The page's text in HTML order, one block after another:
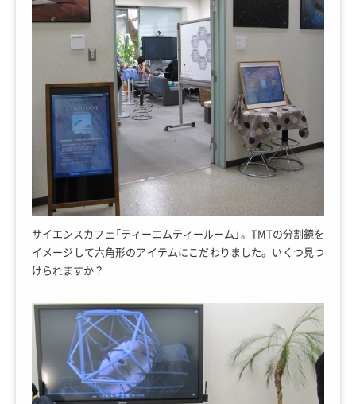
サイエンスカフェ「ティーエムティールーム」。TMTの分割鏡を
イメージして六角形のアイテムにこだわりました。いくつ見つ
けられますか？